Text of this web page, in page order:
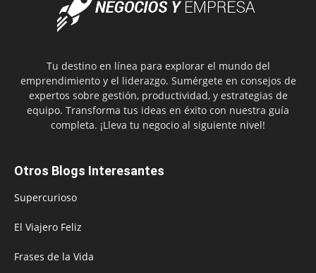
Tu destino en línea para explorar el mundo del
emprendimiento y el liderazgo. Sumérgete en consejos de
expertos sobre gestión, productividad, y estrategias de
equipo. Transforma tus ideas en éxito con nuestra guía
completa. ¡Lleva tu negocio al siguiente nivel!
Otros Blogs Interesantes
Supercurioso
El Viajero Feliz
Frases de la Vida